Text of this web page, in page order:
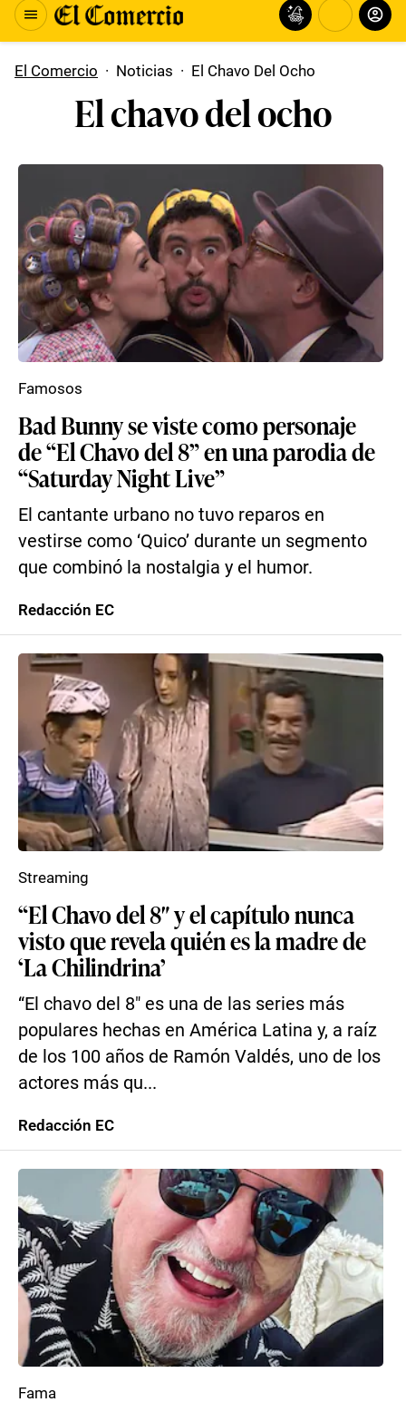
El Comercio · Noticias · El Chavo Del Ocho
El chavo del ocho
Bad Bunny se viste como personaje
de “El Chavo del 8” en una parodia de
“Saturday Night Live”
El cantante urbano no tuvo reparos en
vestirse como ‘Quico’ durante un segmento
que combinó la nostalgia y el humor.
Famosos
Redacción EC
“El Chavo del 8″ y el capítulo nunca
visto que revela quién es la madre de
‘La Chilindrina’
“El chavo del 8″ es una de las series más
populares hechas en América Latina y, a raíz
de los 100 años de Ramón Valdés, uno de los
actores más qu...
Streaming
Redacción EC
Fama